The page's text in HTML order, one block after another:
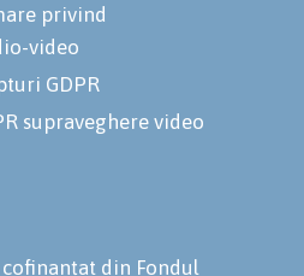
privind
video
GDPR
supraveghere video
cofinanțat din Fondul